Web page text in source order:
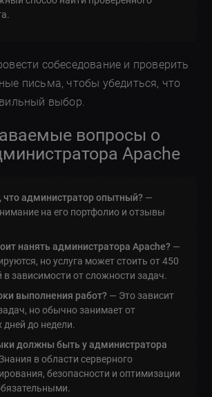
собеседование и проверить
письма, чтобы убедиться, что
выбор.
вопросы о
Apache
что администратор опытный? —
на его портфолио и отзывы
нанять администратора Apache? —
но услуга может стоить от 450
в зависимости от сложности задач.
выполнения работ? — Это зависит
но обычно занимает от
дней до недели.
должны быть у администратора
в области серверного
безопасности и оптимизации